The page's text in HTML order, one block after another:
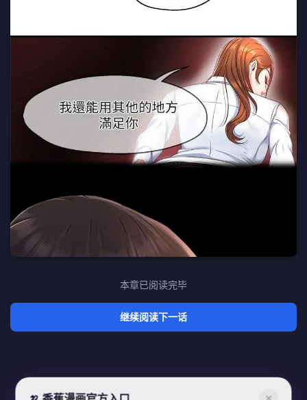
本章已阅读完毕
继续阅读下一话
🍌 香蕉漫画官方入口 ✕